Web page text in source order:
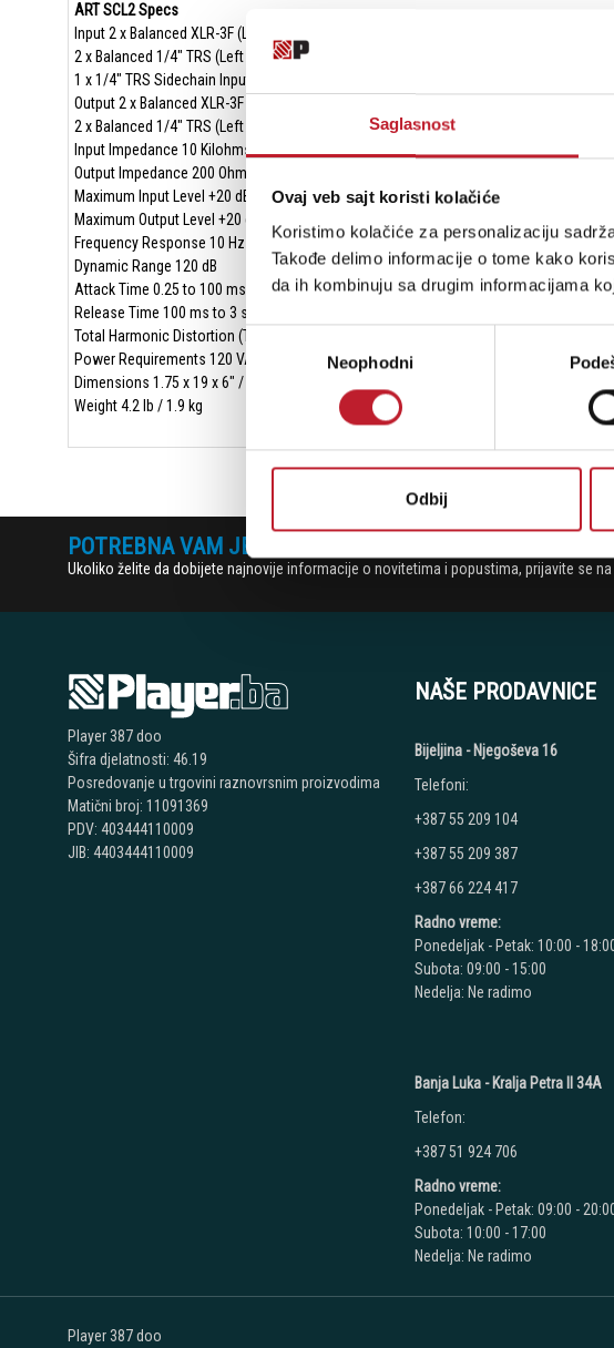
Saglasnost
Ovaj veb sajt koristi kolačiće
Koristimo kolačiće za personalizaciju
Takođe delimo informacije o tome kako
da ih kombinuju sa drugim informacijama
Избор
сагласностиNeophodni
Odbij
ART SCL2 Specs
Input 2 x Balanced XLR-3F (Left and Right Channels)
2 x Balanced 1/4" TRS (Left and Right Channels)
1 x 1/4" TRS Sidechain Input
Output 2 x Balanced XLR-3F (Left and Right Channels)
2 x Balanced 1/4" TRS (Left and Right Channels)
Input Impedance 10 Kilohms
Output Impedance 200 Ohms Balanced, 100 Ohms Unbalanced
Maximum Input Level +20 dBu Balanced
Maximum Output Level +20 dBu Balanced
Frequency Response 10 Hz to 40 kHz ±0.5 dB
Dynamic Range 120 dB
Attack Time 0.25 to 100 ms Adjustable
Release Time 100 ms to 3 s Adjustable
Total Harmonic Distortion (THD) <0.06% (Typical)
Power Requirements 120 VAC, 50/60 Hz, 10 W Max
Dimensions 1.75 x 19 x 6" / 4.50 x 48 x 15.2 cm
Weight 4.2 lb / 1.9 kg
POTREBNA VAM JE POMOĆ? POZOVITE NAS!
Ukoliko želite da dobijete najnovije informacije o novitetima i popustima, prijavite se na
Player 387 doo
Šifra djelatnosti: 46.19
Posredovanje u trgovini raznovrsnim proizvodima
Matični broj: 11091369
PDV: 403444110009
JIB: 4403444110009
NAŠE PRODAVNICE
Bijeljina - Njegoševa 16
Telefoni:
+387 55 209 104
+387 55 209 387
+387 66 224 417
Radno vreme:
Ponedeljak - Petak: 10:00 -
Subota: 09:00 - 15:00
Nedelja: Ne radimo
Banja Luka - Kralja Petra II 34A
Telefon:
+387 51 924 706
Radno vreme:
Ponedeljak - Petak: 09:00 -
Subota: 10:00 - 17:00
Nedelja: Ne radimo
Player 387 doo